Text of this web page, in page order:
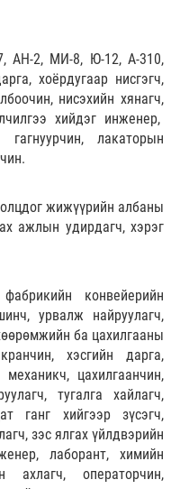
АН-2, МИ-8, Ю-12, А-310,
хоёрдугаар нисгэгч,
нисэхийн хянагч,
хийдэг инженер,
лакаторын
жижүүрийн албаны
ажлын удирдагч, хэрэг
конвейерийн
урвалж найруулагч,
ба цахилгааны
хэсгийн дарга,
цахилгаанчин,
тугалга хайлагч,
ганг хийгээр зүсэгч,
зэс ялгах үйлдвэрийн
лаборант, химийн
ахлагч, операторчин,